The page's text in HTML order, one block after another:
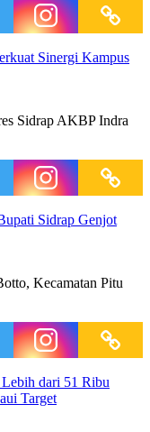
Sinergi Kampus
Sidrap AKBP Indra
Sidrap Genjot
Kecamatan Pitu
dari 51 Ribu
Target